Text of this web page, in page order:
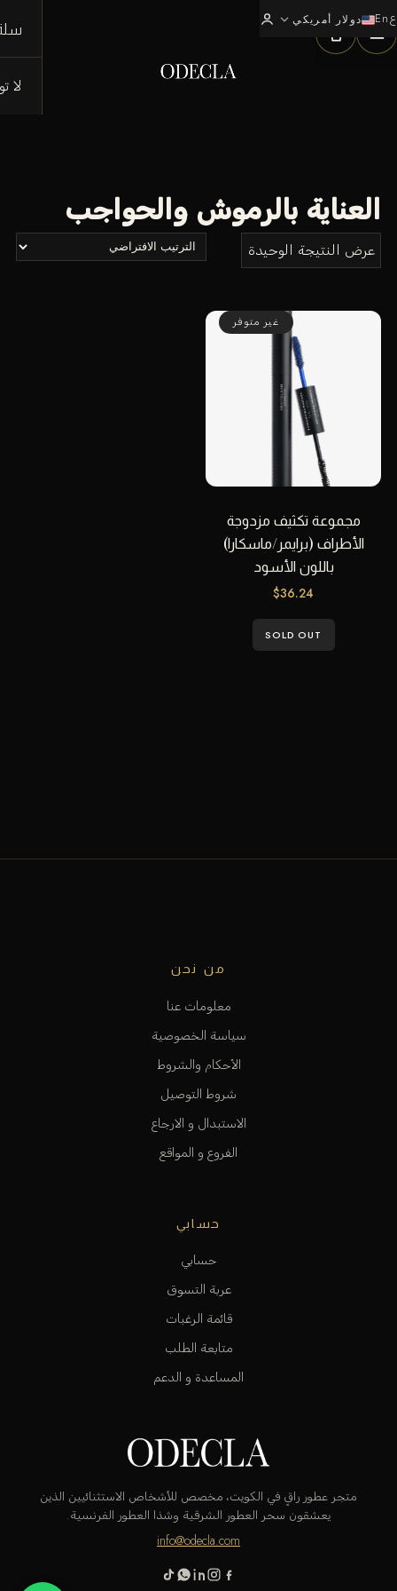
عEn دولار أمريكيexpand_more
لا
العناية بالرموش والحواجب
عرض النتيجة الوحيدة
غير متوفر
مجموعة تكثيف مزدوجة
الأطراف (برايمر/ماسكارا)
باللون الأسود
$36.24
SOLD OUT
من نحن
معلومات عنا
سياسة الخصوصية
الأحكام والشروط
شروط التوصيل
الاستبدال و الارجاع
الفروع و المواقع
حسابي
حسابي
عربة التسوق
قائمة الرغبات
متابعة الطلب
المساعدة و الدعم
متجر عطور راقٍ في الكويت، مخصص للأشخاص الاستثنائيين الذين
يعشقون سحر العطور الشرقية وشذا العطور الفرنسية.
info@odecla.com